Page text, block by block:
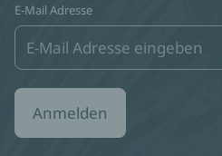
E-Mail Adresse
Anmelden